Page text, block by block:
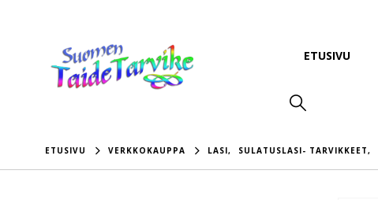
ETUSIVU
ETUSIVU VERKKOKAUPPA LASI, SULATUSLASI- TARVIKKEET,